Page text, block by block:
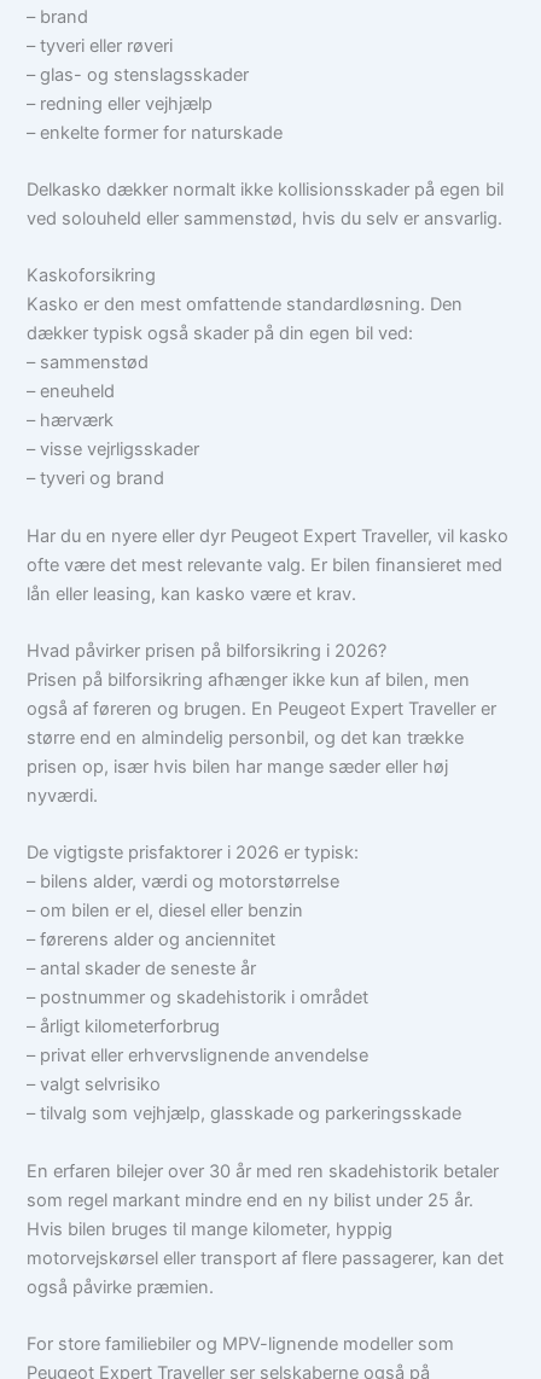
– brand
– tyveri eller røveri
– glas- og stenslagsskader
– redning eller vejhjælp
– enkelte former for naturskade
Delkasko dækker normalt ikke kollisionsskader på egen bil
ved solouheld eller sammenstød, hvis du selv er ansvarlig.
Kaskoforsikring
Kasko er den mest omfattende standardløsning. Den
dækker typisk også skader på din egen bil ved:
– sammenstød
– eneuheld
– hærværk
– visse vejrligsskader
– tyveri og brand
Har du en nyere eller dyr Peugeot Expert Traveller, vil kasko
ofte være det mest relevante valg. Er bilen finansieret med
lån eller leasing, kan kasko være et krav.
Hvad påvirker prisen på bilforsikring i 2026?
Prisen på bilforsikring afhænger ikke kun af bilen, men
også af føreren og brugen. En Peugeot Expert Traveller er
større end en almindelig personbil, og det kan trække
prisen op, især hvis bilen har mange sæder eller høj
nyværdi.
De vigtigste prisfaktorer i 2026 er typisk:
– bilens alder, værdi og motorstørrelse
– om bilen er el, diesel eller benzin
– førerens alder og anciennitet
– antal skader de seneste år
– postnummer og skadehistorik i området
– årligt kilometerforbrug
– privat eller erhvervslignende anvendelse
– valgt selvrisiko
– tilvalg som vejhjælp, glasskade og parkeringsskade
En erfaren bilejer over 30 år med ren skadehistorik betaler
som regel markant mindre end en ny bilist under 25 år.
Hvis bilen bruges til mange kilometer, hyppig
motorvejskørsel eller transport af flere passagerer, kan det
også påvirke præmien.
For store familiebiler og MPV-lignende modeller som
Peugeot Expert Traveller ser selskaberne også på